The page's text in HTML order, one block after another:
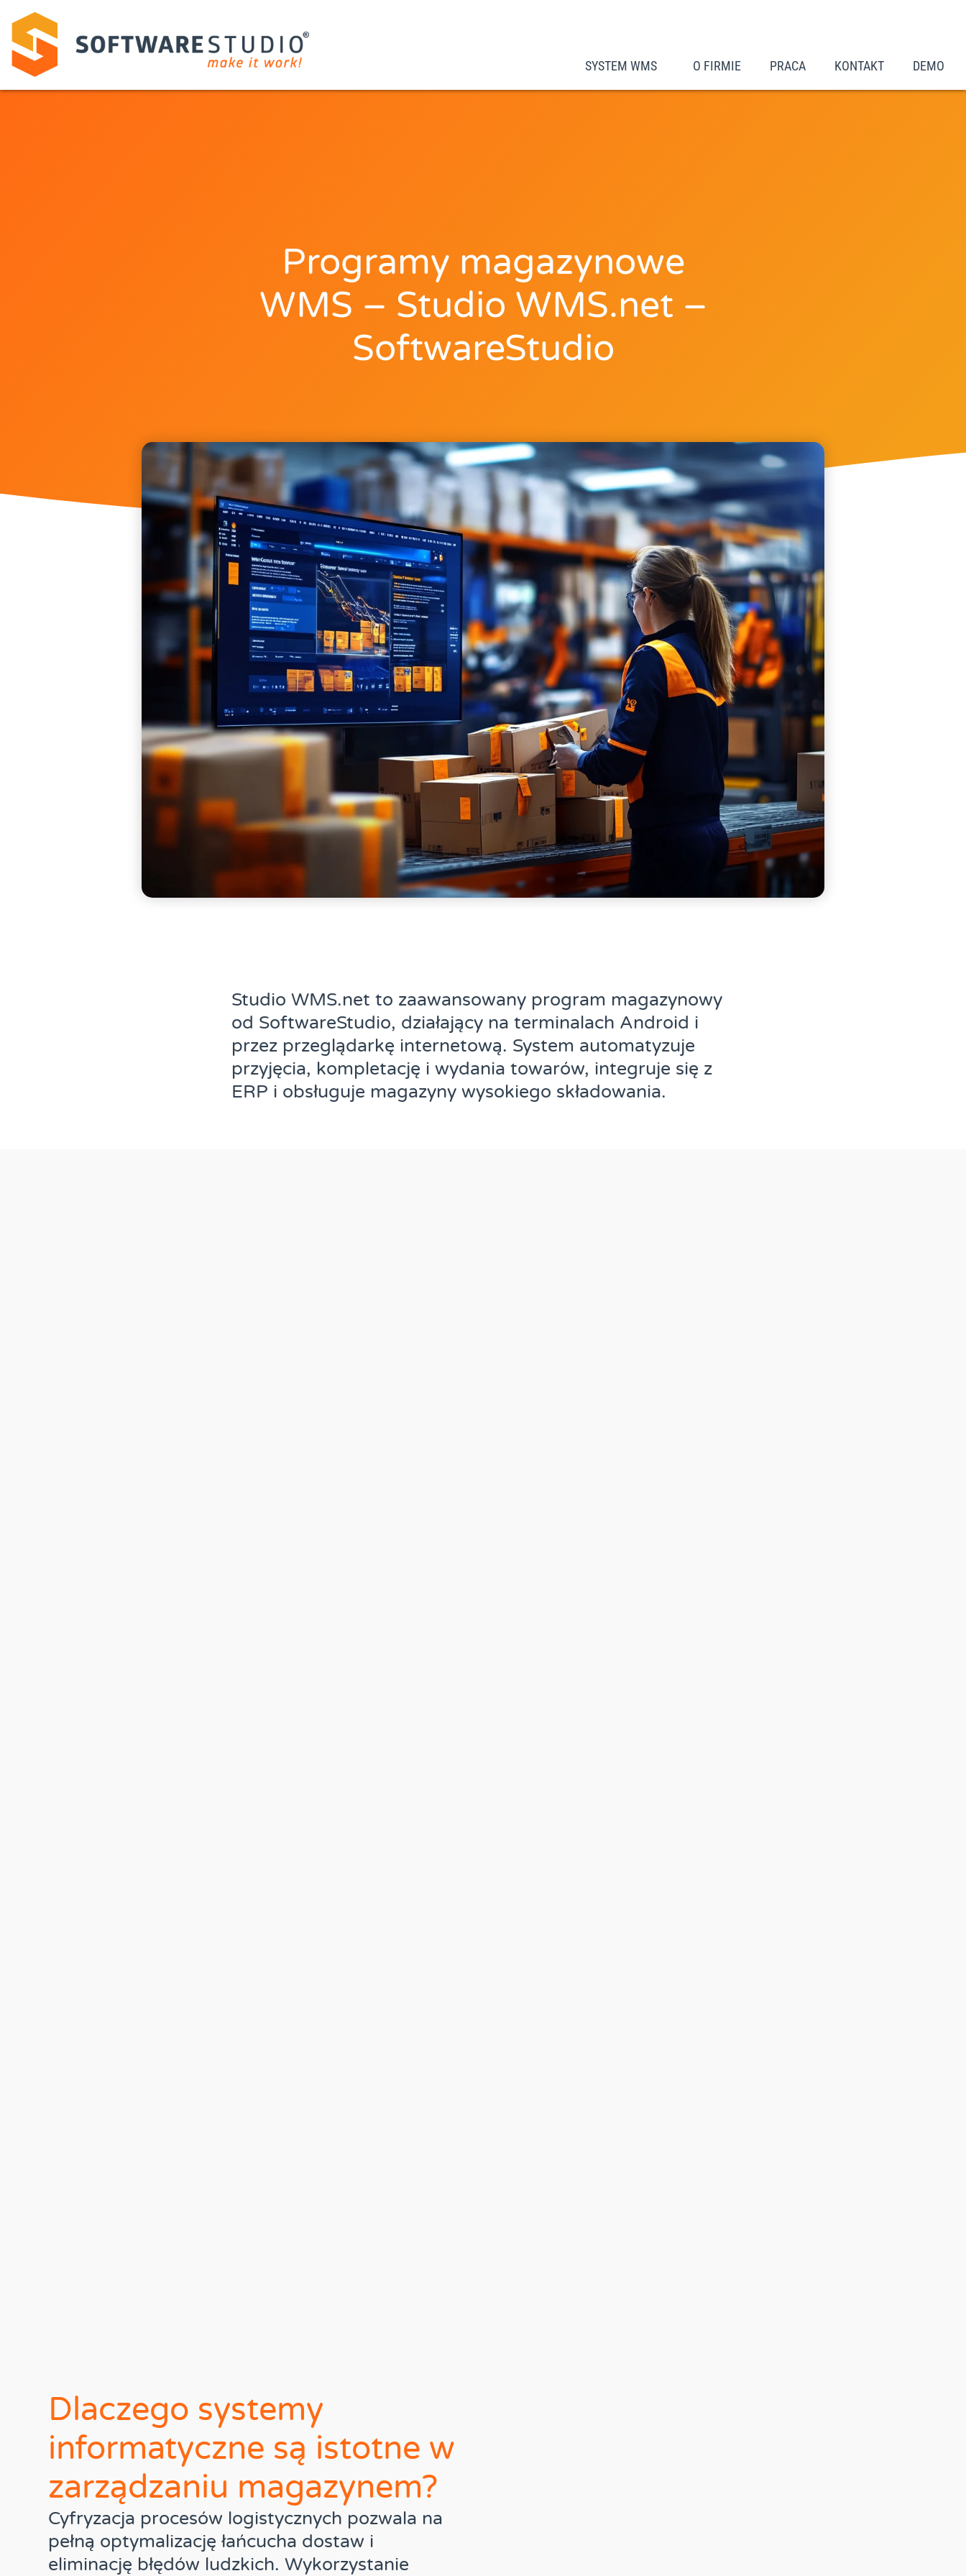
SYSTEM WMS O FIRMIE PRACA KONTAKT DEMO
Programy magazynowe
WMS – Studio WMS.net –
SoftwareStudio
Studio WMS.net to zaawansowany program magazynowy
od SoftwareStudio, działający na terminalach Android i
przez przeglądarkę internetową. System automatyzuje
przyjęcia, kompletację i wydania towarów, integruje się z
ERP i obsługuje magazyny wysokiego składowania.
Dlaczego systemy
informatyczne są istotne w
zarządzaniu magazynem?
Cyfryzacja procesów logistycznych pozwala na
pełną optymalizację łańcucha dostaw i
eliminację błędów ludzkich. Wykorzystanie